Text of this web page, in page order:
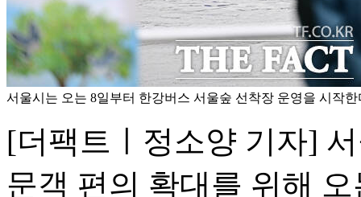
서울시는 오는 8일부터 한강버스 서울숲 선착장 운영을 시작
[더팩트ㅣ정소양 기자]
문객 편의 확대를 위해